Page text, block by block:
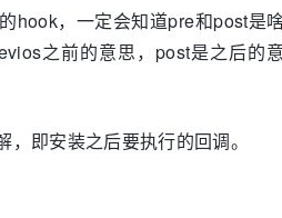
hook，一定会知道pre和post是
之前的意思，post是之后的
即安装之后要执行的回调。